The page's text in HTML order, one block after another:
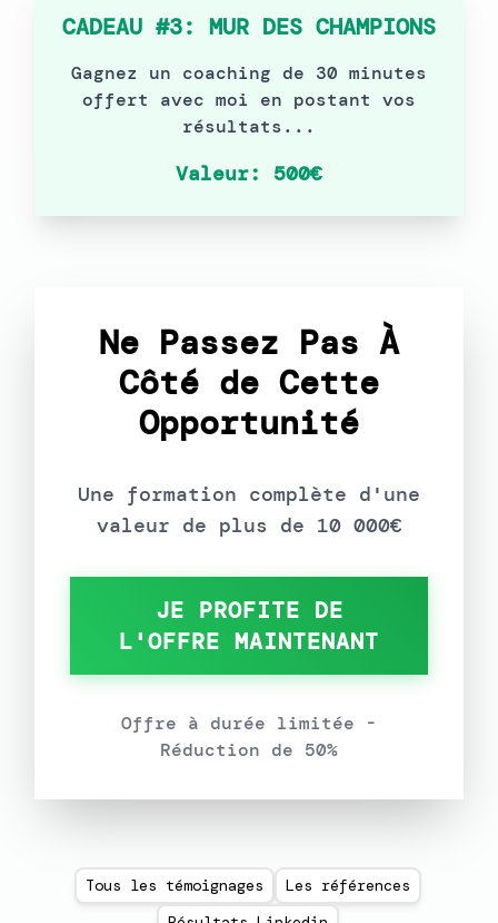
CADEAU #3: MUR DES CHAMPIONS
Gagnez un coaching de 30 minutes
offert avec moi en postant vos
résultats...
Valeur: 500€
Ne Passez Pas À
Côté de Cette
Opportunité
Une formation complète d'une
valeur de plus de 10 000€
JE PROFITE DE
L'OFFRE MAINTENANT
Offre à durée limitée -
Réduction de 50%